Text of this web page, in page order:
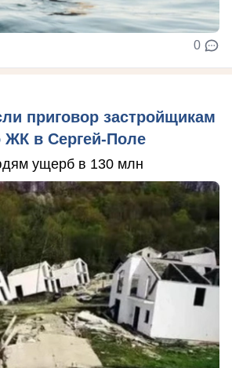
0
приговор застройщикам
ЖК в Сергей-Поле
ущерб в 130 млн